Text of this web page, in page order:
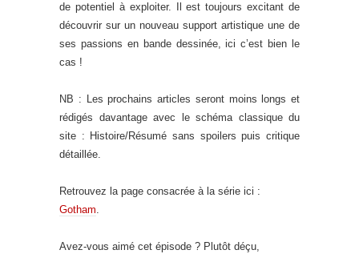
de potentiel à exploiter. Il est toujours excitant de
découvrir sur un nouveau support artistique une de
ses passions en bande dessinée, ici c’est bien le
cas !
NB : Les prochains articles seront moins longs et
rédigés davantage avec le schéma classique du
site : Histoire/Résumé sans spoilers puis critique
détaillée.
Retrouvez la page consacrée à la série ici :
Gotham.
Avez-vous aimé cet épisode ? Plutôt déçu,